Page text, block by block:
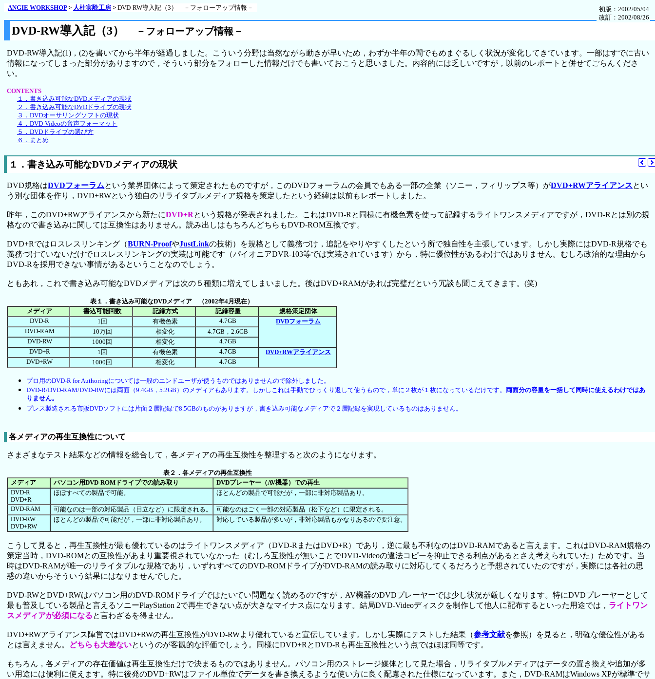
初版：2002/05/04
改訂：2002/08/26
ANGIE WORKSHOP> 人柱実験工房 > DVD-RW導入記（3） －フォローアップ情報－
DVD-RW導入記（3） －フォローアップ情報－
DVD-RW導入記(1)，(2)を書いてから半年が経過しました。こういう分野は当然ながら動きが早いため，わずか半年の間でもめまぐるしく状況が変化してきています。一部はすでに古い
情報になってしまった部分がありますので，そういう部分をフォローした情報だけでも書いておこうと思いました。内容的には乏しいですが，以前のレポートと併せてごらんくださ
い。
CONTENTS
１．書き込み可能なDVDメディアの現状
２．書き込み可能なDVDドライブの現状
３．DVDオーサリングソフトの現状
４．DVD-Videoの音声フォーマット
５．DVDドライブの選び方
６．まとめ
１．書き込み可能なDVDメディアの現状
DVD規格はDVDフォーラムという業界団体によって策定されたものですが，このDVDフォーラムの会員でもある一部の企業（ソニー，フィリップス等）がDVD+RWアライアンスとい
う別な団体を作り，DVD+RWという独自のリライタブルメディア規格を策定したという経緯は以前もレポートしました。
昨年，このDVD+RWアライアンスから新たにDVD+Rという規格が発表されました。これはDVD-Rと同様に有機色素を使って記録するライトワンスメディアですが，DVD-Rとは別の規
格なので書き込みに関しては互換性はありません。読み出しはもちろんどちらもDVD-ROM互換です。
DVD+Rではロスレスリンキング（BURN-ProofやJustLinkの技術）を規格として義務づけ，追記をやりやすくしたという所で独自性を主張しています。しかし実際にはDVD-R規格でも
義務づけていないだけでロスレスリンキングの実装は可能です（パイオニアDVR-103等では実装されています）から，特に優位性があるわけではありません。むしろ政治的な理由から
DVD-Rを採用できない事情があるということなのでしょう。
ともあれ，これで書き込み可能なDVDメディアは次の５種類に増えてしまいました。後はDVD+RAMがあれば完璧だという冗談も聞こえてきます。(笑)
表１．書き込み可能なDVDメディア （2002年4月現在）
メディア
書込可能回数 記録方式 記録容量
規格策定団体
DVD-R
1回 有機色素 4.7GB
DVDフォーラム
DVD-RAM
10万回 相変化
4.7GB，2.6GB
DVD-RW
1000回 相変化
4.7GB
DVD+R
1回 有機色素 4.7GB
DVD+RWアライアンス
DVD+RW
1000回 相変化 4.7GB
プロ用のDVD-R for Authoringについては一般のエンドユーザが使うものではありませんので除外しました。
DVD-R/DVD-RAM/DVD-RWには両面（9.4GB，5.2GB）のメディアもあります。しかしこれは手動でひっくり返して使うもので，単に２枚が１枚になっているだけです。両面分の容量を一括して同時に使えるわけではあ
りません。
プレス製造される市販DVDソフトには片面２層記録で8.5GBのものがありますが，書き込み可能なメディアで２層記録を実現しているものはありません。
各メディアの再生互換性について
さまざまなテスト結果などの情報を総合して，各メディアの再生互換性を整理すると次のようになります。
表２．各メディアの再生互換性
メディア
パソコン用DVD-ROMドライブでの読み取り
DVDプレーヤー（AV機器）での再生
DVD-R
DVD+R
ほぼすべての製品で可能。 ほとんどの製品で可能だが，一部に非対応製品あり。
DVD-RAM 可能なのは一部の対応製品（日立など）に限定される。
可能なのはごく一部の対応製品（松下など）に限定される。
DVD-RW
DVD+RW
ほとんどの製品で可能だが，一部に非対応製品あり。 対応している製品が多いが，非対応製品もかなりあるので要注意。
こうして見ると，再生互換性が最も優れているのはライトワンスメディア（DVD-RまたはDVD+R）であり，逆に最も不利なのはDVD-RAMであると言えます。これはDVD-RAM規格の
策定当時，DVD-ROMとの互換性があまり重要視されていなかった（むしろ互換性が無いことでDVD-Videoの違法コピーを抑止できる利点があるとさえ考えられていた）ためです。当
時はDVD-RAMが唯一のリライタブルな規格であり，いずれすべてのDVD-ROMドライブがDVD-RAMの読み取りに対応してくるだろうと予想されていたのですが，実際には各社の思
惑の違いからそういう結果にはなりませんでした。
DVD-RWとDVD+RWはパソコン用のDVD-ROMドライブではたいてい問題なく読めるのですが，AV機器のDVDプレーヤーでは少し状況が厳しくなります。特にDVDプレーヤーとして
最も普及している製品と言えるソニーPlayStation 2で再生できない点が大きなマイナス点になります。結局DVD-Videoディスクを制作して他人に配布するといった用途では， ライトワン
スメディアが必須になると言わざるを得ません。
DVD+RWアライアンス陣営ではDVD+RWの再生互換性がDVD-RWより優れていると宣伝しています。しかし実際にテストした結果（参考文献を参照）を見ると，明確な優位性がある
とは言えません。 どちらも大差ないというのが客観的な評価でしょう。同様にDVD+RとDVD-Rも再生互換性という点ではほぼ同等です。
もちろん，各メディアの存在価値は再生互換性だけで決まるものではありません。パソコン用のストレージ媒体として見た場合，リライタブルメディアはデータの置き換えや追加が多
い用途には便利に使えます。特に後発のDVD+RWはファイル単位でデータを書き換えるような使い方に良く配慮された仕様になっています。また，DVD-RAMはWindows XPが標準でサ